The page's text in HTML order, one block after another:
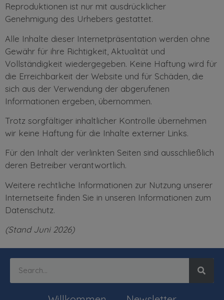
Reproduktionen ist nur mit ausdrücklicher
Genehmigung des Urhebers gestattet.
Alle Inhalte dieser Internetpräsentation werden ohne
Gewähr für ihre Richtigkeit, Aktualität und
Vollständigkeit wiedergegeben. Keine Haftung wird für
die Erreichbarkeit der Website und für Schäden, die
sich aus der Verwendung der abgerufenen
Informationen ergeben, übernommen.
Trotz sorgfältiger inhaltlicher Kontrolle übernehmen
wir keine Haftung für die Inhalte externer Links.
Für den Inhalt der verlinkten Seiten sind ausschließlich
deren Betreiber verantwortlich.
Weitere rechtliche Informationen zur Nutzung unserer
Internetseite finden Sie in unseren Informationen zum
Datenschutz.
(Stand Juni 2026)